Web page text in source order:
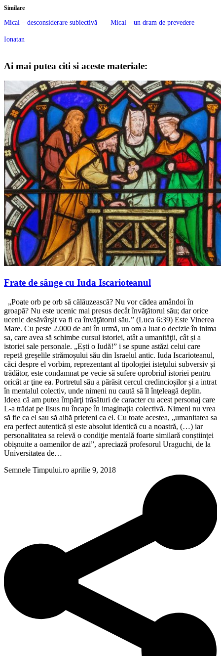
Similare
Mical – desconsiderare subiectivă Mical – un dram de prevedere
Ionatan
Ai mai putea citi si aceste materiale:
Frate de sânge cu Iuda Iscarioteanul
„Poate orb pe orb să călăuzească? Nu vor cădea amândoi în
groapă? Nu este ucenic mai presus decât învăţătorul său; dar orice
ucenic desăvârşit va fi ca învăţătorul său.” (Luca 6:39) Este Vinerea
Mare. Cu peste 2.000 de ani în urmă, un om a luat o decizie în inima
sa, care avea să schimbe cursul istoriei, atât a umanităţii, cât și a
istoriei sale personale. „Ești o Iudă!” i se spune astăzi celui care
repetă greșelile strămoșului său din Israelul antic. Iuda Iscarioteanul,
căci despre el vorbim, reprezentant al tipologiei isteţului subversiv și
trădător, este condamnat pe vecie să sufere oprobriul istoriei pentru
oricât ar ţine ea. Portretul său a părăsit cercul credincioșilor și a intrat
în mentalul colectiv, unde nimeni nu caută să îl înţeleagă deplin.
Ideea că am putea împărţi trăsături de caracter cu acest personaj care
L-a trădat pe Iisus nu încape în imaginaţia colectivă. Nimeni nu vrea
să fie ca el sau să aibă prieteni ca el. Cu toate acestea, „umanitatea sa
era perfect autentică și este absolut identică cu a noastră, (…) iar
personalitatea sa relevă o condiţie mentală foarte similară conștiinţei
obișnuite a oamenilor de azi”, apreciază profesorul Uraguchi, de la
Universitatea de…
Semnele Timpului.ro aprilie 9, 2018